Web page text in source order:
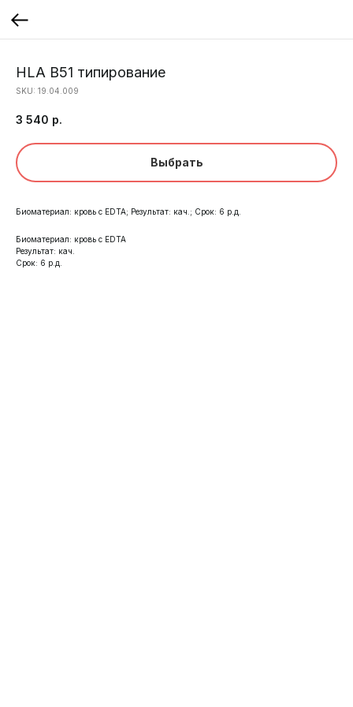
HLA B51 типирование
SKU: 19.04.009
3 540 р.
Выбрать
Биоматериал: кровь с EDTA; Результат: кач.; Срок: 6 р.д.
Биоматериал: кровь с EDTA
Результат: кач.
Срок: 6 р.д.